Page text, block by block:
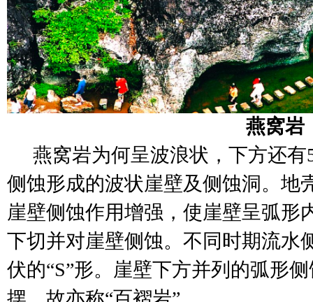
燕窝岩
燕窝岩为何呈波浪状，下方还有
侧蚀形成的波状崖壁及侧蚀洞。地
崖壁侧蚀作⽤增强，使崖壁呈弧形
下切并对崖壁侧蚀。不同时期流水
伏的“S”形。崖壁下方并列的弧形